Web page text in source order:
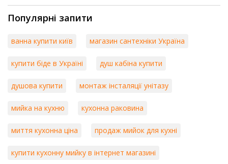
Популярні запити
ванна купити київ магазин сантехніки Україна
купити біде в Україні душ кабіна купити
душова купити монтаж інсталяції унітазу
мийка на кухню кухонна раковина
миття кухонна ціна продаж мийок для кухні
купити кухонну мийку в інтернет магазині